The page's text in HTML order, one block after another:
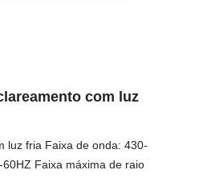
com luz
luz fria Faixa de onda: 430-
Faixa máxima de raio